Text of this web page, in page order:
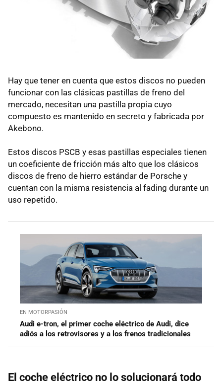
Hay que tener en cuenta que estos discos no pueden
funcionar con las clásicas pastillas de freno del
mercado, necesitan una pastilla propia cuyo
compuesto es mantenido en secreto y fabricada por
Akebono.
Estos discos PSCB y esas pastillas especiales tienen
un coeficiente de fricción más alto que los clásicos
discos de freno de hierro estándar de Porsche y
cuentan con la misma resistencia al fading durante un
uso repetido.
EN MOTORPASIÓN
Audi e-tron, el primer coche eléctrico de Audi, dice
adiós a los retrovisores y a los frenos tradicionales
El coche eléctrico no lo solucionará todo